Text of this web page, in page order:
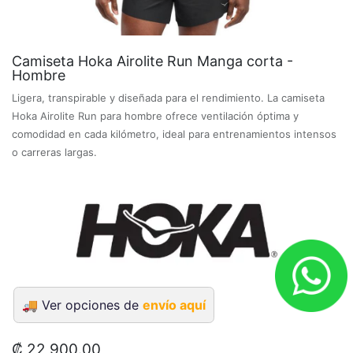
Camiseta Hoka Airolite Run Manga corta -
Hombre
Ligera, transpirable y diseñada para el rendimiento. La camiseta
Hoka Airolite Run para hombre ofrece ventilación óptima y
comodidad en cada kilómetro, ideal para entrenamientos intensos
o carreras largas.
🚚 Ver opciones de envío aquí